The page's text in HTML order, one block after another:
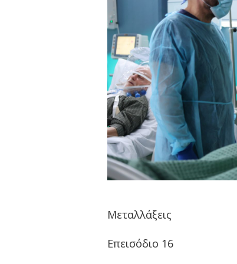
Μεταλλάξεις
Επεισόδιο 16